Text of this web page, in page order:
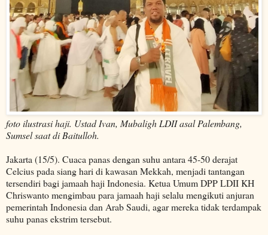
foto ilustrasi haji. Ustad Ivan, Mubaligh LDII asal Palembang,
Sumsel saat di Baitulloh.
Jakarta (15/5). Cuaca panas dengan suhu antara 45-50 derajat
Celcius pada siang hari di kawasan Mekkah, menjadi tantangan
tersendiri bagi jamaah haji Indonesia. Ketua Umum DPP LDII KH
Chriswanto mengimbau para jamaah haji selalu mengikuti anjuran
pemerintah Indonesia dan Arab Saudi, agar mereka tidak terdampak
suhu panas ekstrim tersebut.